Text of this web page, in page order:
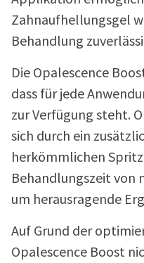
Zahnaufhellungsgel
Behandlung
Die Opalescence
dass für jede
zur Verfügung steht.
sich durch ein
herkömmlichen
Behandlungszeit von
um herausragende
Auf Grund der
Opalescence Boost